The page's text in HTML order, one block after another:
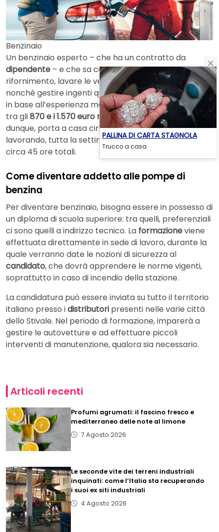
Benzinaio
Un benzinaio esperto – che ha un contratto da
dipendente – e che sa come effettuare il
rifornimento, lavare le vetture, cambiare filtro e olio,
nonché gestire ingenti quantità di denaro, guadagna –
in base all’esperienza maturata nel corso degli anni –
tra gli870 e i 1.570 euro netti al mese. Mediamente,
dunque, porta a casa circa1.200 euronetti al mese,
lavorando, tutta la settimana, a tempo pieno, per
circa 45 ore totali.
Come diventare addetto alle pompe di
benzina
Per diventare benzinaio, bisogna essere in possesso di
un diploma di scuola superiore: tra quelli, preferenziali
ci sono quelli a indirizzo tecnico. La formazioneviene
effettuata direttamente in sede di lavoro, durante la
quale verranno date le nozioni di sicurezza al
candidato, che dovrà apprendere le norme vigenti,
soprattutto in caso di incendio della stazione.
La candidatura può essere inviata su tutto il territorio
italiano presso idistributori presenti nelle varie città
dello Stivale. Nel periodo di formazione, imparerà a
gestire le autovetture e ad effettuare piccoli
interventi di manutenzione, qualora sia necessario.
Articoli recenti
Profumi agrumati: il fascino fresco e
mediterraneo delle note al limone
7 Agosto 2026
Le seconde vite dei terreni industriali
inquinati: come l’Italia sta recuperando
i suoi ex siti industriali
4 Agosto 2026
PALLINA DI CARTA STAGNOLA
Trucco a casa